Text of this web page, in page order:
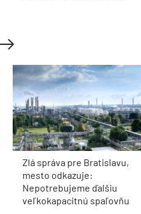
Zlá správa pre Bratislavu,
mesto odkazuje:
Nepotrebujeme ďalšiu
veľkokapacitnú spaľovňu